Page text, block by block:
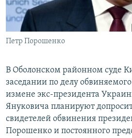
ПОБЕДИТЕЛЕЙ НЕ СУДЯТ?
КРЫМ.НЕПОКОРЕННЫЙ
ELIFBE
ПРИСОЕДИНЯЙТЕСЬ!
Все сайты RFE/RL
Петр Порошенко
В Оболонском районном суде
заседании по делу
измене экс-президента
Януковича планируют
свидетелей обвинения
Порошенко и постоянного